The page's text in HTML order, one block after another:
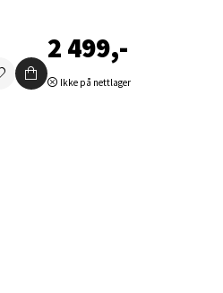
2 499,-
Ikke på nettlager